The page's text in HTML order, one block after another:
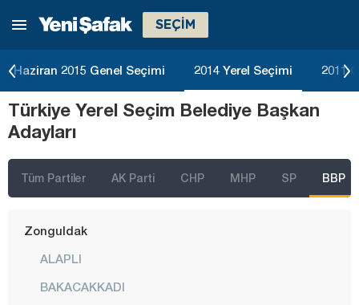
SEÇİM
Haziran 2015 Genel Seçimi 2014 Yerel Seçimi 2011
Türkiye Yerel Seçim Belediye Başkan
Adayları
Tüm Partiler AK Parti CHP MHP SP BBP
Tokat
Uşak
Van
Yozgat
Zonguldak
ALAPLI
BAKACAKKADI